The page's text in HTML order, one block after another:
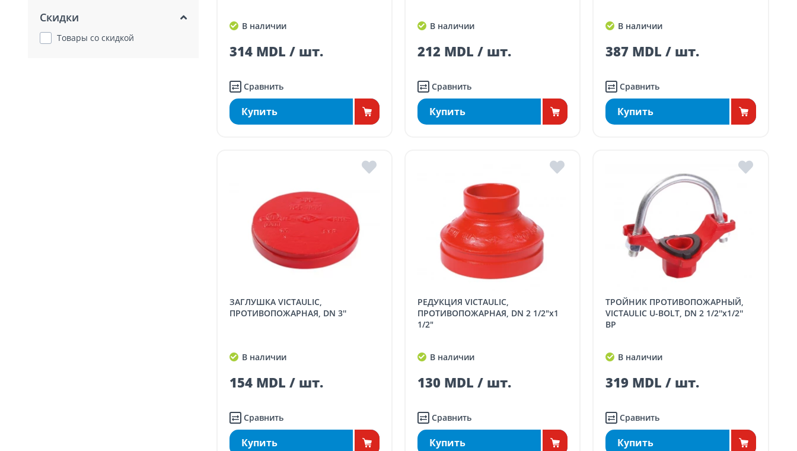
Скидки
Товары со скидкой
В наличии
314 MDL / шт.
Сравнить
Купить
В наличии
212 MDL / шт.
Сравнить
Купить
В наличии
387 MDL / шт.
Сравнить
Купить
ЗАГЛУШКА VICTAULIC,
ПРОТИВОПОЖАРНАЯ, DN 3''
В наличии
154 MDL / шт.
Сравнить
Купить
РЕДУКЦИЯ VICTAULIC,
ПРОТИВОПОЖАРНАЯ, DN 2 1/2"x1
1/2"
В наличии
130 MDL / шт.
Сравнить
Купить
ТРОЙНИК ПРОТИВОПОЖАРНЫЙ,
VICTAULIC U-BOLT, DN 2 1/2''x1/2''
ВР
В наличии
319 MDL / шт.
Сравнить
Купить